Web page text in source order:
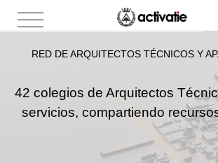
RED DE ARQUITECTOS TÉCNICOS Y
42 colegios de Arquitectos
servicios, compartiendo